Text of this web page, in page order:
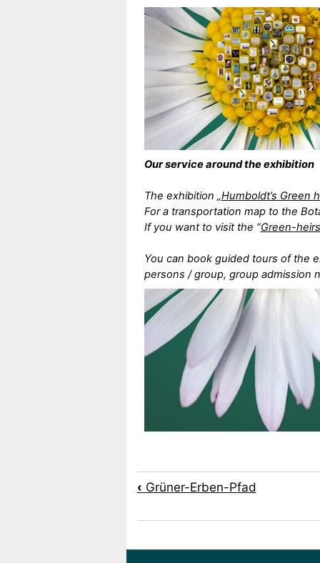
Our service around the exhibition
The exhibition „Humboldt’s Green
For a transportation map to the
If you want to visit the “Green-
You can book guided tours of the
persons / group, group admission
Links für das
‹ Grüner-Erben-Pfad